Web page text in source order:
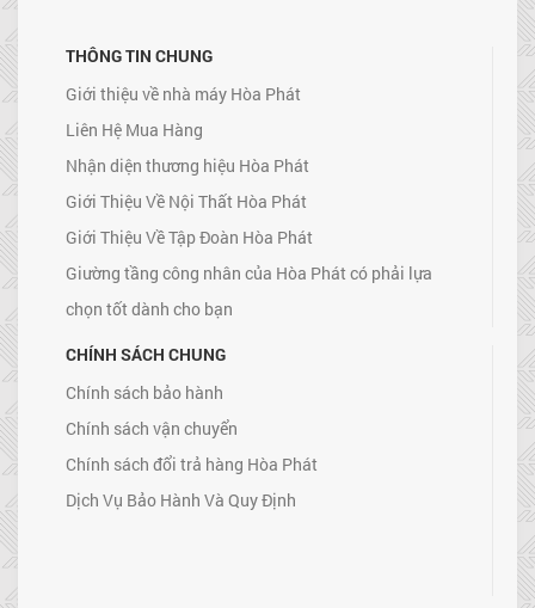
THÔNG TIN CHUNG
Giới thiệu về nhà máy Hòa Phát
Liên Hệ Mua Hàng
Nhận diện thương hiệu Hòa Phát
Giới Thiệu Về Nội Thất Hòa Phát
Giới Thiệu Về Tập Đoàn Hòa Phát
Giường tầng công nhân của Hòa Phát có phải lựa
chọn tốt dành cho bạn
CHÍNH SÁCH CHUNG
Chính sách bảo hành
Chính sách vận chuyển
Chính sách đổi trả hàng Hòa Phát
Dịch Vụ Bảo Hành Và Quy Định